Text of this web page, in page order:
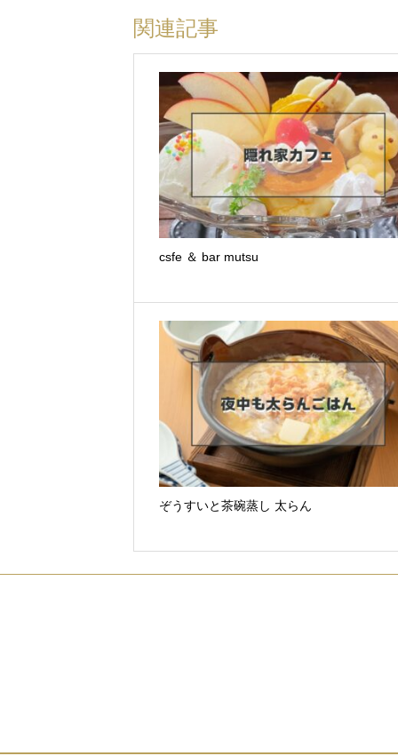
関連記事
csfe ＆ bar mutsu
ぞうすいと茶碗蒸し 太らん